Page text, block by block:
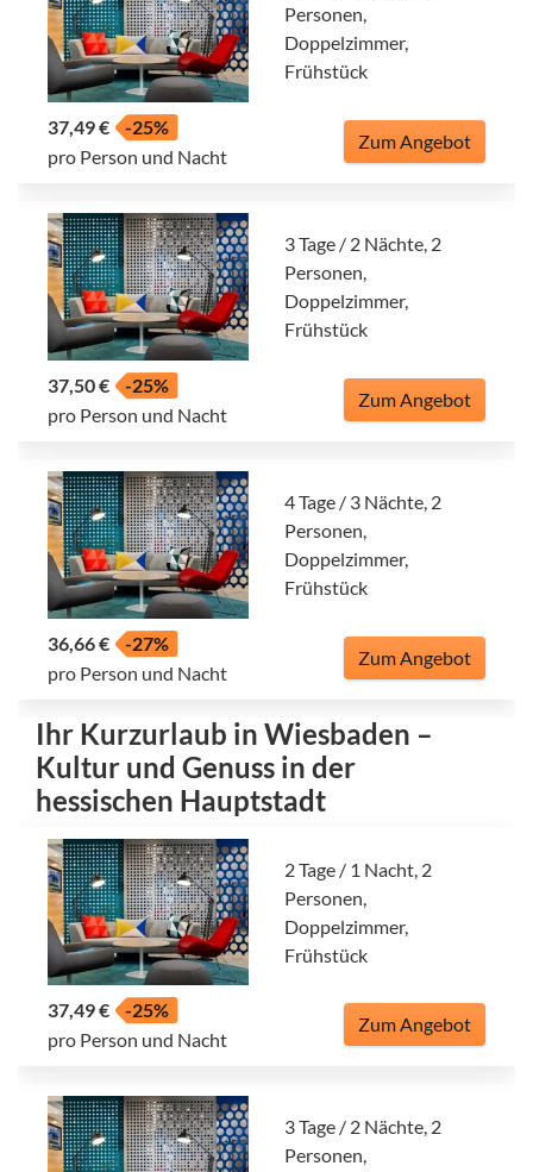
Personen,
Doppelzimmer,
Frühstück
37,49 €
-25%
pro Person und Nacht
Zum Angebot
3 Tage / 2 Nächte, 2
Personen,
Doppelzimmer,
Frühstück
37,50 €
-25%
pro Person und Nacht
Zum Angebot
4 Tage / 3 Nächte, 2
Personen,
Doppelzimmer,
Frühstück
36,66 €
-27%
pro Person und Nacht
Zum Angebot
Ihr Kurzurlaub in Wiesbaden –
Kultur und Genuss in der
hessischen Hauptstadt
2 Tage / 1 Nacht, 2
Personen,
Doppelzimmer,
Frühstück
37,49 €
-25%
pro Person und Nacht
Zum Angebot
3 Tage / 2 Nächte, 2
Personen,